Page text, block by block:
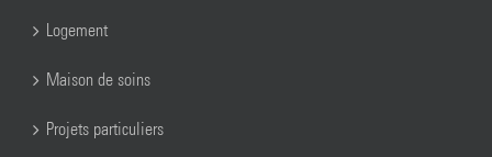
Logement
Maison de soins
Projets particuliers